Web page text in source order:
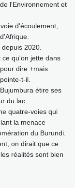
l'Environnement et
d'écoulement,
2020.
ce qu'on jette dans
dire +mais
t-il.
étire ses
du lac.
quatre-voies qui
la menace
du Burundi.
on dirait que ce
réalités sont bien